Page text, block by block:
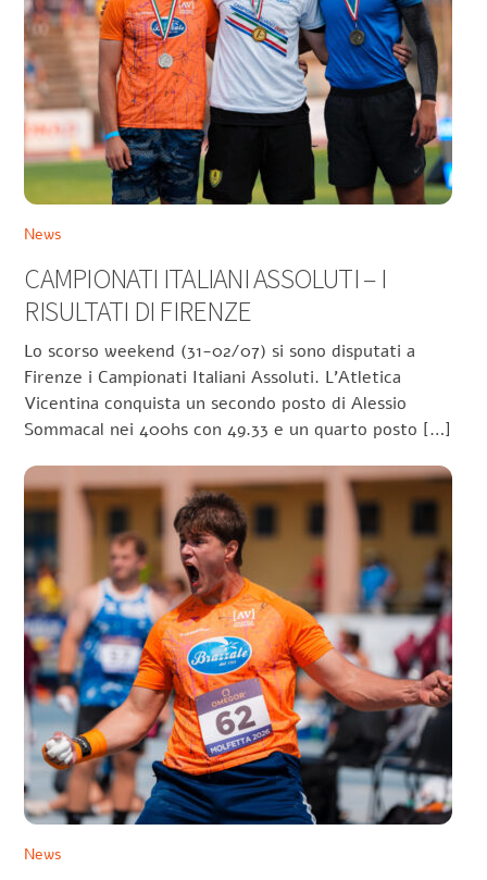
News
CAMPIONATI ITALIANI ASSOLUTI – I
RISULTATI DI FIRENZE
Lo scorso weekend (31-02/07) si sono disputati a
Firenze i Campionati Italiani Assoluti. L’Atletica
Vicentina conquista un secondo posto di Alessio
Sommacal nei 400hs con 49.33 e un quarto posto […]
News